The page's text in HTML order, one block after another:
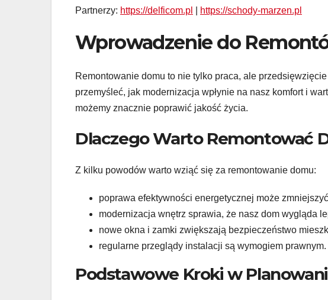
Partnerzy: https://delficom.pl https://schody-marzen.pl
Wprowadzenie do
Remontowanie domu to nie tylko praca, ale
przemyśleć, jak modernizacja wpłynie na nasz komfort i
możemy znacznie poprawić jakość życia.
Dlaczego Warto Remontować
Z kilku powodów warto wziąć się za remontowanie domu:
poprawa efektywności energetycznej może
modernizacja wnętrz sprawia, że nasz dom wygląda
nowe okna i zamki zwiększają bezpieczeństwo
regularne przeglądy instalacji są wymogiem prawnym.
Podstawowe Kroki w